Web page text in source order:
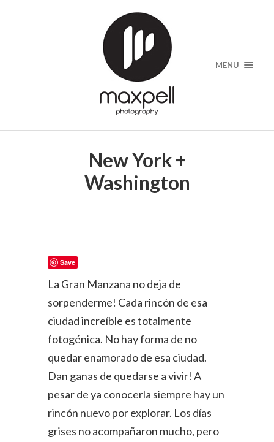
MENU
New York +
Washington
Save
La Gran Manzana no deja de
sorpenderme! Cada rincón de esa
ciudad increíble es totalmente
fotogénica. No hay forma de no
quedar enamorado de esa ciudad.
Dan ganas de quedarse a vivir! A
pesar de ya conocerla siempre hay un
rincón nuevo por explorar. Los días
grises no acompañaron mucho, pero